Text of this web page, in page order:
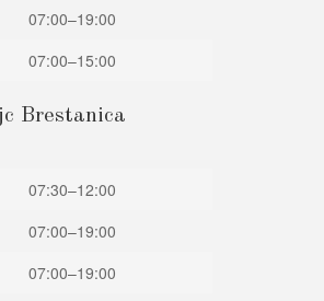
07:00–19:00
07:00–15:00
Brestanica
07:30–12:00
07:00–19:00
07:00–19:00